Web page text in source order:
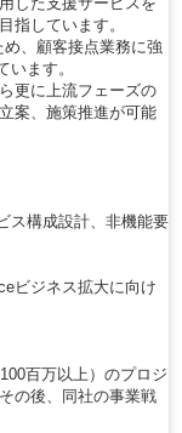
指しています。
、顧客接点業務に強
ます。
更に上流フェーズの
案、施策推進が可能
ス構成設計、非機能要
ビジネス拡大に向け
百万以上）のプロジ
の後、同社の事業戦